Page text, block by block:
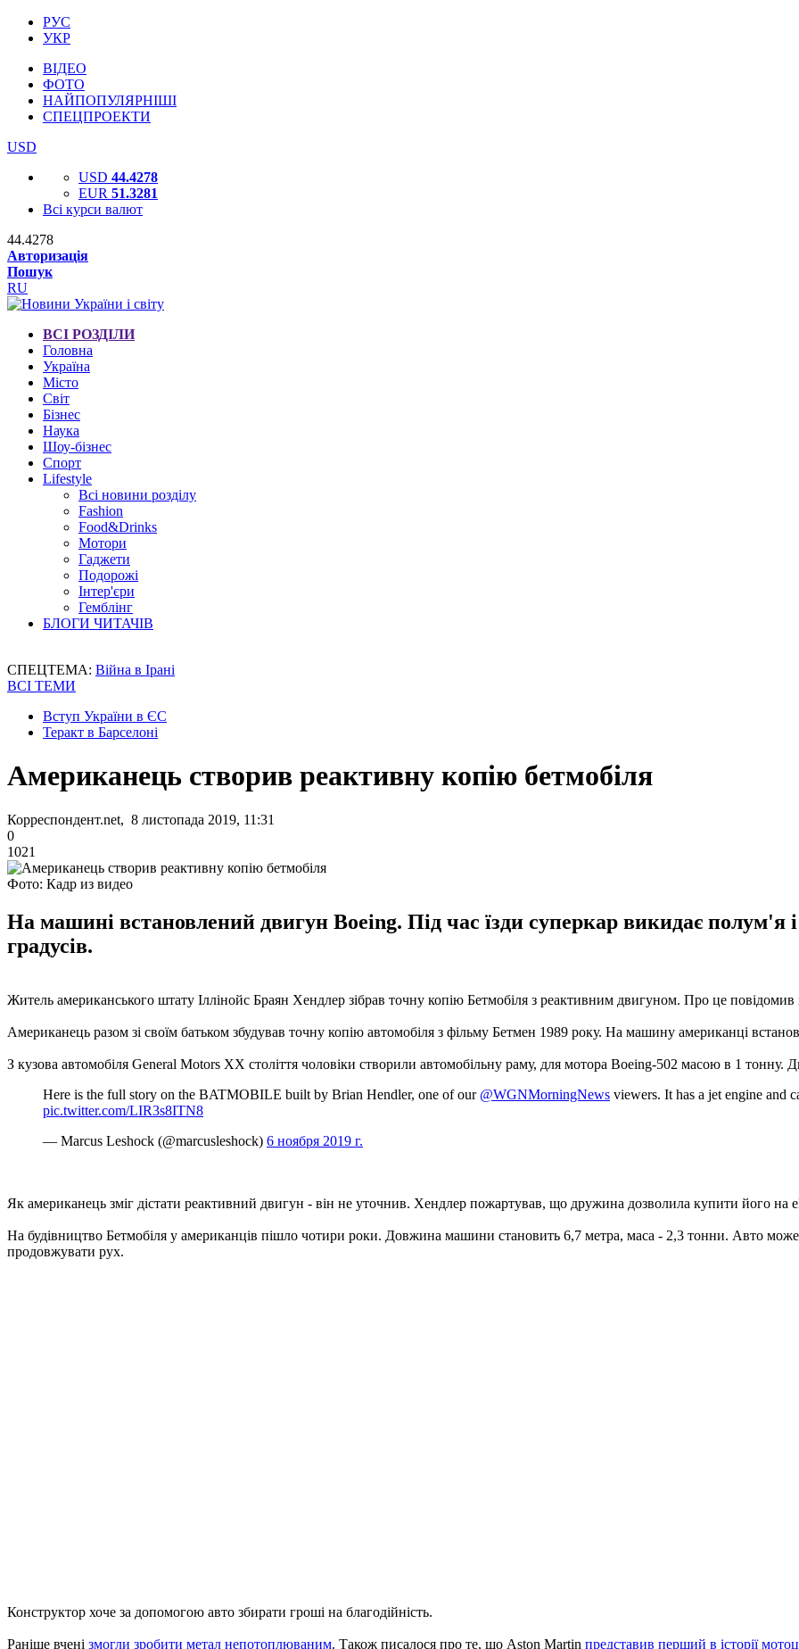
РУС
УКР
ВІДЕО
ФОТО
НАЙПОПУЛЯРНІШІ
СПЕЦПРОЕКТИ
USD
USD 44.4278
EUR 51.3281
Всі курси валют
44.4278
Авторизація
Пошук
RU
ВСІ РОЗДІЛИ
Головна
Україна
Місто
Світ
Бізнес
Наука
Шоу-бізнес
Спорт
Lifestyle
Всі новини розділу
Fashion
Food&Drinks
Мотори
Гаджети
Подорожі
Інтер'єри
Гемблінг
БЛОГИ ЧИТАЧІВ
СПЕЦТЕМА: Війна в Ірані
ВСІ ТЕМИ
Вступ України в ЄС
Теракт в Барселоні
Американець створив реактивну копію бетмобіля
Корреспондент.net, 8 листопада 2019, 11:31
0
1021
Фото: Кадр из видео
На машині встановлений двигун Boeing. Під час їзди суперкар викидає полум'я
градусів.
Житель американського штату Іллінойс Браян Хендлер зібрав точну копію Бетмобіля з реактивним двигуном. Про це повідомив
Американець разом зі своїм батьком збудував точну копію автомобіля з фільму Бетмен 1989 року. На машину американці
З кузова автомобіля General Motors XX століття чоловіки створили автомобільну раму, для мотора Boeing-502 масою в 1 тонну.
Here is the full story on the BATMOBILE built by Brian Hendler, one of our @WGNMorningNews viewers. It has a jet engine and
pic.twitter.com/LIR3s8ITN8
— Marcus Leshock (@marcusleshock) 6 ноября 2019 г.
Як американець зміг дістати реактивний двигун - він не уточнив. Хендлер пожартував, що дружина дозволила купити його на
На будівництво Бетмобіля у американців пішло чотири роки. Довжина машини становить 6,7 метра, маса - 2,3 тонни. Авто може
продовжувати рух.
Конструктор хоче за допомогою авто збирати гроші на благодійність.
Раніше вчені змогли зробити метал непотоплюваним. Також писалося про те, що Aston Martin представив перший в історії